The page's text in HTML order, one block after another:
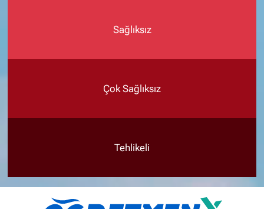
Sağlıksız
Çok Sağlıksız
Tehlikeli